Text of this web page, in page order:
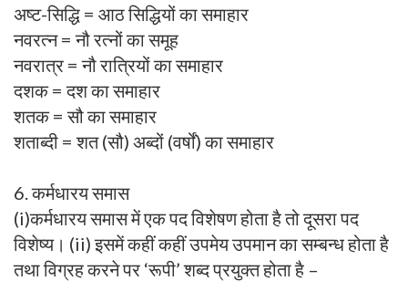
अष्ट-सिद्धि = आठ सिद्धियों का समाहार
नवरत्न = नौ रत्नों का समूह
नवरात्र = नौ रात्रियों का समाहार
दशक = दश का समाहार
शतक = सौ का समाहार
शताब्दी = शत (सौ) अब्दों (वर्षों) का समाहार
6. कर्मधारय समास
(i)कर्मधारय समास में एक पद विशेषण होता है तो दूसरा पद
विशेष्य। (ii) इसमें कहीं कहीं उपमेय उपमान का सम्बन्ध होता है
तथा विग्रह करने पर ‘रूपी’ शब्द प्रयुक्त होता है –